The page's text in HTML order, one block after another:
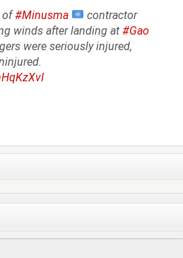
of#Minusma
contractor
winds after landing at #Gao
were seriously injured,